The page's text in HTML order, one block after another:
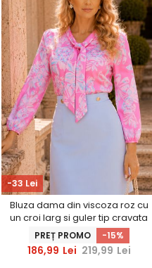
-33 Lei
Bluza dama din viscoza roz cu
un croi larg si guler tip cravata
- StarShinerS
PREȚ PROMO -15%
186,99 Lei 219,99 Lei